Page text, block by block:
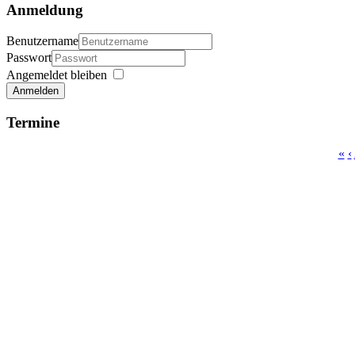
Anmeldung
Benutzername
Passwort
Angemeldet bleiben
Anmelden
Termine
« ‹